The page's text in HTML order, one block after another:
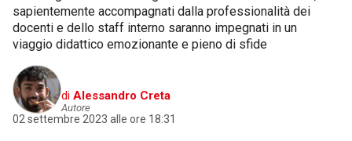
sapientemente accompagnati dalla professionalità dei
docenti e dello staff interno saranno impegnati in un
viaggio didattico emozionante e pieno di sfide
di Alessandro Creta
Autore
02 settembre 2023 alle ore 18:31